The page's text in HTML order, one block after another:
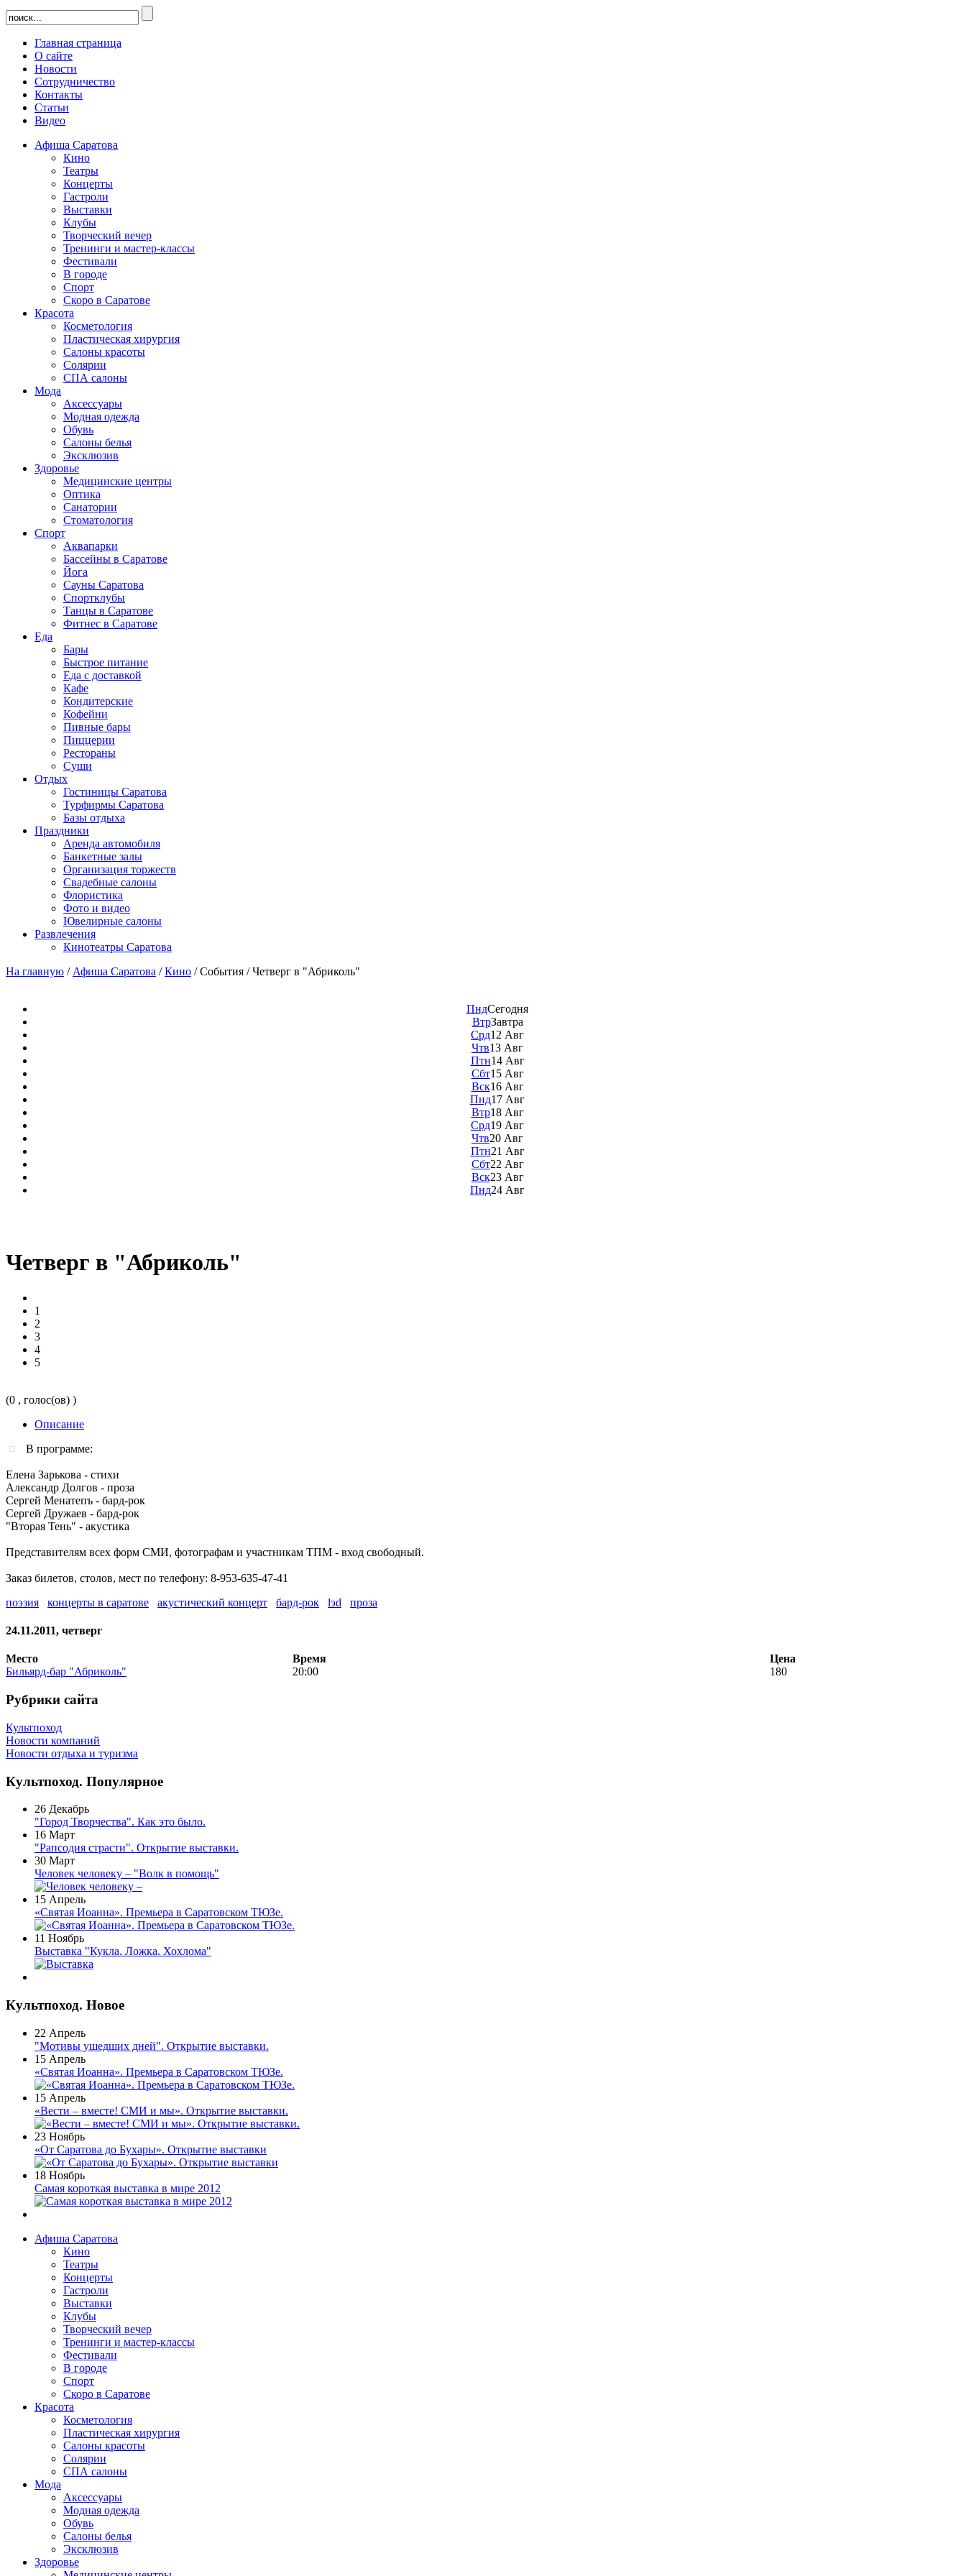
Главная страница
О сайте
Новости
Сотрудничество
Контакты
Статьи
Видео
Афиша Саратова
Кино
Театры
Концерты
Гастроли
Выставки
Клубы
Творческий вечер
Тренинги и мастер-классы
Фестивали
В городе
Спорт
Скоро в Саратове
Красота
Косметология
Пластическая хирургия
Салоны красоты
Солярии
СПА салоны
Мода
Аксессуары
Модная одежда
Обувь
Салоны белья
Эксклюзив
Здоровье
Медицинские центры
Оптика
Санатории
Стоматология
Спорт
Аквапарки
Бассейны в Саратове
Йога
Сауны Саратова
Спортклубы
Танцы в Саратове
Фитнес в Саратове
Еда
Бары
Быстрое питание
Еда с доставкой
Кафе
Кондитерские
Кофейни
Пивные бары
Пиццерии
Рестораны
Суши
Отдых
Гостиницы Саратова
Турфирмы Саратова
Базы отдыха
Праздники
Аренда автомобиля
Банкетные залы
Организация торжеств
Свадебные салоны
Флористика
Фото и видео
Ювелирные салоны
Развлечения
Кинотеатры Саратова
На главную / Афиша Саратова /Кино /События /Четверг в "Абриколь"
ПндСегодня
ВтрЗавтра
Срд12 Авг
Чтв13 Авг
Птн14 Авг
Сбт15 Авг
Вск16 Авг
Пнд17 Авг
Втр18 Авг
Срд19 Авг
Чтв20 Авг
Птн21 Авг
Сбт22 Авг
Вск23 Авг
Пнд24 Авг
Четверг в "Абриколь"
1
2
3
4
5
(0 , голос(ов) )
Описание
В программе:
Елена Зарькова - стихи
Александр Долгов - проза
Сергей Менатепъ - бард-рок
Сергей Дружаев - бард-рок
"Вторая Тень" - акустика
Представителям всех форм СМИ, фотографам и участникам ТПМ - вход свободный.
Заказ билетов, столов, мест по телефону: 8-953-635-47-41
поэзия
концерты в саратове акустический концерт бард-рок lэd проза
24.11.2011, четверг
Место Время
Цена
Бильярд-бар "Абриколь"
20:00 180
Рубрики сайта
Культпоход
Новости компаний
Новости отдыха и туризма
Культпоход. Популярное
26 Декабрь
"Город Творчества". Как это было.
16 Март
"Рапсодия страсти". Открытие выставки.
30 Март
Человек человеку – "Волк в помощь"
15 Апрель
«Святая Иоанна». Премьера в Саратовском ТЮЗе.
11 Ноябрь
Выставка "Кукла. Ложка. Хохлома"
Культпоход. Новое
22 Апрель
"Мотивы ушедших дней". Открытие выставки.
15 Апрель
«Святая Иоанна». Премьера в Саратовском ТЮЗе.
15 Апрель
«Вести – вместе! СМИ и мы». Открытие выставки.
23 Ноябрь
«От Саратова до Бухары». Открытие выставки
18 Ноябрь
Самая короткая выставка в мире 2012
Афиша Саратова
Кино
Театры
Концерты
Гастроли
Выставки
Клубы
Творческий вечер
Тренинги и мастер-классы
Фестивали
В городе
Спорт
Скоро в Саратове
Красота
Косметология
Пластическая хирургия
Салоны красоты
Солярии
СПА салоны
Мода
Аксессуары
Модная одежда
Обувь
Салоны белья
Эксклюзив
Здоровье